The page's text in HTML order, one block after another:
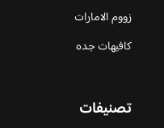
زووم الامارات
كافيهات جده
تصنيفات